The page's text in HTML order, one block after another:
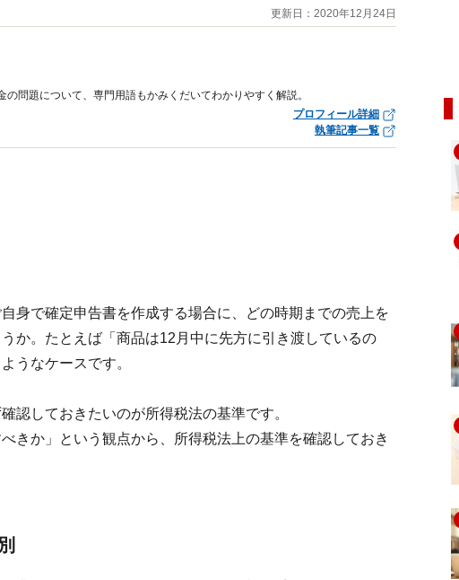
更新日：2020年12月24日
問題について、専門用語もかみくだいてわかりやすく解説。
プロフィール詳細
執筆記事一覧
身で確定申告書を作成する場合に、どの時期までの売上を
か。たとえば「商品は12月中に先方に引き渡しているの
うなケースです。
認しておきたいのが所得税法の基準です。
きか」という観点から、所得税法上の基準を確認しておき